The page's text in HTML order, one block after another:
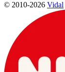
© 2010-2026 Vidal